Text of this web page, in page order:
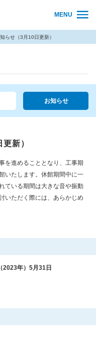
MENU
らせ（3月10日更新）
お知らせ
新）
を進めることとなり、工事期
いたします。休館期間中に一
ている期間は大きな音や振動
いただく際には、あらかじめ
年）5月31日